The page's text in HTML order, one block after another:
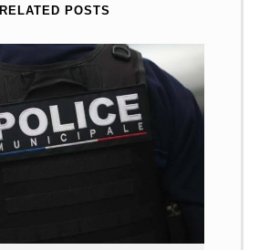
RELATED POSTS